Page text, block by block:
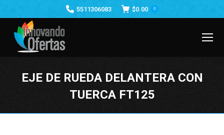
5511306083 $0.00 0
EJE DE RUEDA DELANTERA CON
TUERCA FT125